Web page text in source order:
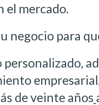
el mercado.
negocio para
personalizado,
de veinte años